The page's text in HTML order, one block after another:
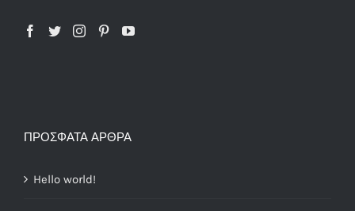
ΠΡΌΣΦΑΤΑ ΆΡΘΡΑ
Hello world!